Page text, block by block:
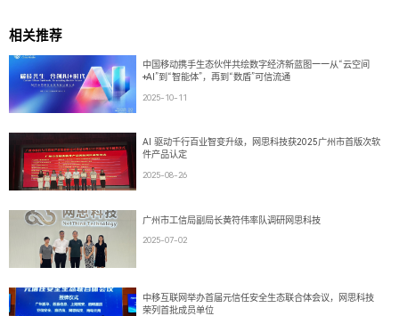
相关推荐
中国移动携手生态伙伴共绘数字经济新蓝图——从“云空间
+AI”到“智能体”，再到“数盾”可信流通
2025-10-11
AI 驱动千行百业智变升级，网思科技获2025广州市首版次软
件产品认定
2025-08-26
广州市工信局副局长黄符伟率队调研网思科技
2025-07-02
中移互联网举办首届元信任安全生态联合体会议，网思科技
荣列首批成员单位